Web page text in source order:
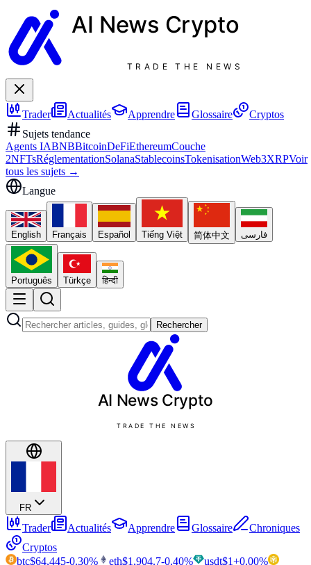
AI News Crypto
TRADE THE NEWS
Trader Actualités Apprendre Glossaire
Cryptos
Sujets tendance
Agents IABNBBitcoinDeFiEthereumCouche
2NFTsRéglementationSolanaStablecoinsTokenisationWeb3XRPVoir
tous les sujets →
Langue
English Français Español Tiếng Việt 简体中文 فارسی
Português Türkçe हिन्दी
Rechercher
AI News Crypto
TRADE THE NEWS
FR
Trader Actualités Apprendre Glossaire
Chroniques
Cryptos
btc$64,445-0.30% eth$1,904.7-0.40% usdt$1+0.00%